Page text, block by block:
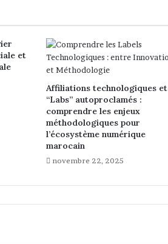
et
Affiliations technologiques et
“Labs” autoproclamés :
comprendre les enjeux
méthodologiques pour
l’écosystème numérique
marocain
novembre 22, 2025